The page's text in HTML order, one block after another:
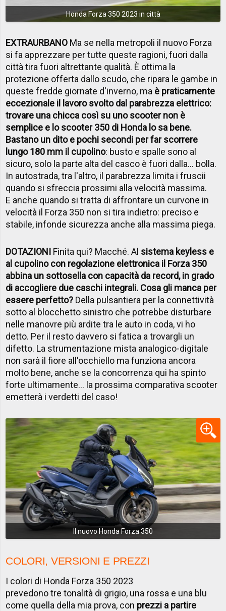
Honda Forza 350 2023 in città
EXTRAURBANO Ma se nella metropoli il nuovo Forza
si fa apprezzare per tutte queste ragioni, fuori dalla
città tira fuori altrettante qualità. È ottima la
protezione offerta dallo scudo, che ripara le gambe in
queste fredde giornate d'inverno, ma è praticamente
eccezionale il lavoro svolto dal parabrezza elettrico:
trovare una chicca così su uno scooter non è
semplice e lo scooter 350 di Honda lo sa bene.
Bastano un dito e pochi secondi per far scorrere
lungo 180 mm il cupolino: busto e spalle sono al
sicuro, solo la parte alta del casco è fuori dalla... bolla.
In autostrada, tra l'altro, il parabrezza limita i fruscii
quando si sfreccia prossimi alla velocità massima.
E anche quando si tratta di affrontare un curvone in
velocità il Forza 350 non si tira indietro: preciso e
stabile, infonde sicurezza anche alla massima piega.
DOTAZIONI Finita qui? Macché. Al sistema keyless e
al cupolino con regolazione elettronica il Forza 350
abbina un sottosella con capacità da record, in grado
di accogliere due caschi integrali. Cosa gli manca per
essere perfetto? Della pulsantiera per la connettività
sotto al blocchetto sinistro che potrebbe disturbare
nelle manovre più ardite tra le auto in coda, vi ho
detto. Per il resto davvero si fatica a trovargli un
difetto. La strumentazione mista analogico-digitale
non sarà il fiore all'occhiello ma funziona ancora
molto bene, anche se la concorrenza qui ha spinto
forte ultimamente... la prossima comparativa scooter
emetterà i verdetti del caso!
Il nuovo Honda Forza 350
COLORI, VERSIONI E PREZZI
I colori di Honda Forza 350 2023
prevedono tre tonalità di grigio, una rossa e una blu
come quella della mia prova, con prezzi a partire